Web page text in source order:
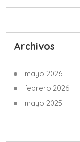
Archivos
mayo 2026
febrero 2026
mayo 2025